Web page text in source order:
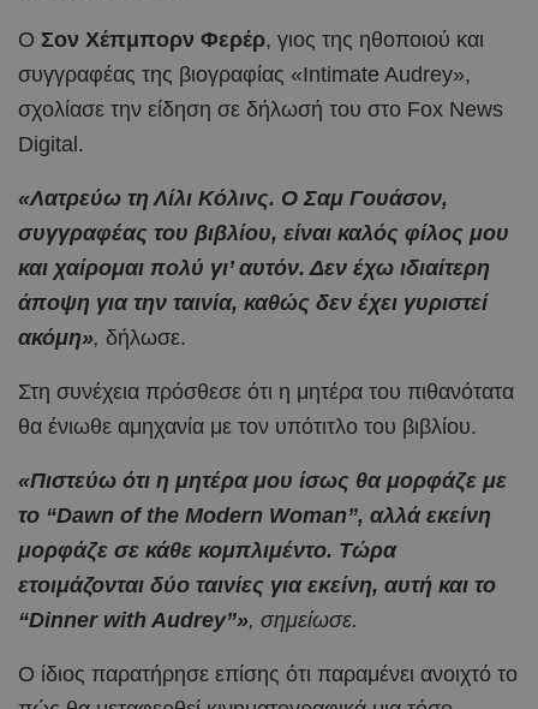
Ο Σον Χέπμπορν Φερέρ, γιος της ηθοποιού και
συγγραφέας της βιογραφίας «Intimate Audrey»,
σχολίασε την είδηση σε δήλωσή του στο Fox News
Digital.
«Λατρεύω τη Λίλι Κόλινς. Ο Σαμ Γουάσον,
συγγραφέας του βιβλίου, είναι καλός φίλος μου
και χαίρομαι πολύ γι’ αυτόν. Δεν έχω ιδιαίτερη
άποψη για την ταινία, καθώς δεν έχει γυριστεί
ακόμη», δήλωσε.
Στη συνέχεια πρόσθεσε ότι η μητέρα του πιθανότατα
θα ένιωθε αμηχανία με τον υπότιτλο του βιβλίου.
«Πιστεύω ότι η μητέρα μου ίσως θα μορφάζε με
το “Dawn of the Modern Woman”, αλλά εκείνη
μορφάζε σε κάθε κομπλιμέντο. Τώρα
ετοιμάζονται δύο ταινίες για εκείνη, αυτή και το
“Dinner with Audrey”», σημείωσε.
Ο ίδιος παρατήρησε επίσης ότι παραμένει ανοιχτό το